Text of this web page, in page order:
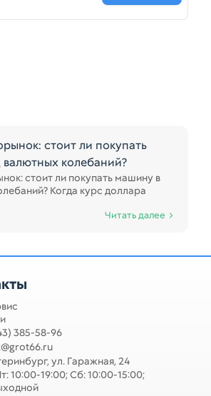
стоит ли покупать
колебаний?
стоит ли покупать машину в
Когда курс доллара
Читать далее
385-58-96
ул. Гаражная, 24
10:00-19:00; Сб: 10:00-15:00;